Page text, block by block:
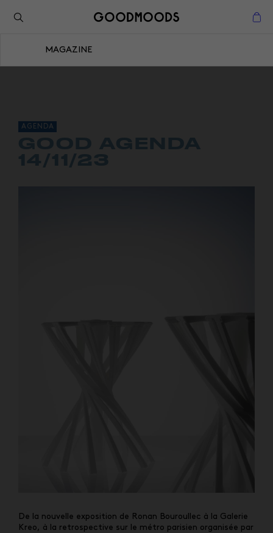
MAGAZINE
AGENDA
GOOD AGENDA
14/11/23
De la nouvelle exposition de Ronan Bouroullec à la Galerie
Kreo, à la retrospective sur le métro parisien organisée par
Retour à l'inspiration